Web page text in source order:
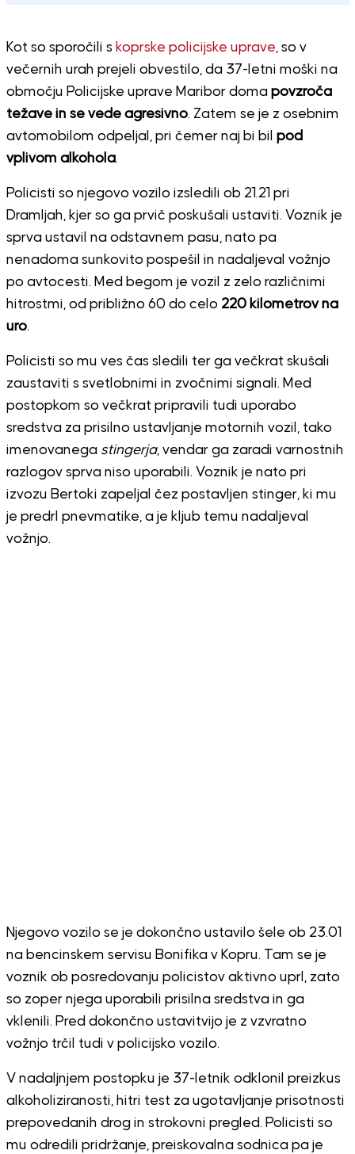
Kot so sporočili s koprske policijske uprave, so v
večernih urah prejeli obvestilo, da 37-letni moški na
območju Policijske uprave Maribor doma povzroča
težave in se vede agresivno. Zatem se je z osebnim
avtomobilom odpeljal, pri čemer naj bi bil pod
vplivom alkohola.
Policisti so njegovo vozilo izsledili ob 21.21 pri
Dramljah, kjer so ga prvič poskušali ustaviti. Voznik je
sprva ustavil na odstavnem pasu, nato pa
nenadoma sunkovito pospešil in nadaljeval vožnjo
po avtocesti. Med begom je vozil z zelo različnimi
hitrostmi, od približno 60 do celo 220 kilometrov na
uro.
Policisti so mu ves čas sledili ter ga večkrat skušali
zaustaviti s svetlobnimi in zvočnimi signali. Med
postopkom so večkrat pripravili tudi uporabo
sredstva za prisilno ustavljanje motornih vozil, tako
imenovanega stingerja, vendar ga zaradi varnostnih
razlogov sprva niso uporabili. Voznik je nato pri
izvozu Bertoki zapeljal čez postavljen stinger, ki mu
je predrl pnevmatike, a je kljub temu nadaljeval
vožnjo.
Njegovo vozilo se je dokončno ustavilo šele ob 23.01
na bencinskem servisu Bonifika v Kopru. Tam se je
voznik ob posredovanju policistov aktivno uprl, zato
so zoper njega uporabili prisilna sredstva in ga
vklenili. Pred dokončno ustavitvijo je z vzvratno
vožnjo trčil tudi v policijsko vozilo.
V nadaljnjem postopku je 37-letnik odklonil preizkus
alkoholiziranosti, hitri test za ugotavljanje prisotnosti
prepovedanih drog in strokovni pregled. Policisti so
mu odredili pridržanje, preiskovalna sodnica pa je